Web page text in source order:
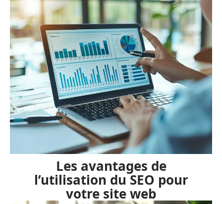
Les avantages de
l’utilisation du SEO pour
votre site web